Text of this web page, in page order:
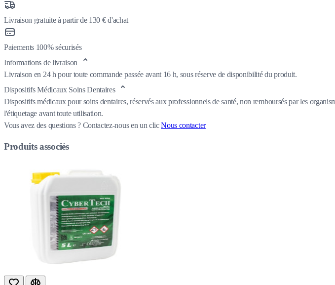
Livraison gratuite à partir de 130 € d'achat
Paiements 100% sécurisés
Informations de livraison
Livraison en 24 h pour toute commande passée avant 16 h, sous réserve de disponibilité du produit.
Dispositifs Médicaux Soins Dentaires
Dispositifs médicaux pour soins dentaires, réservés aux professionnels de santé, non remboursés par les
l'étiquetage avant toute utilisation.
Vous avez des questions ? Contactez-nous en un clicNous contacter
Produits associés